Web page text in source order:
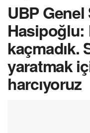
UBP
Hasipoğlu:
kaçmadık.
yaratmak
harcıyoruz